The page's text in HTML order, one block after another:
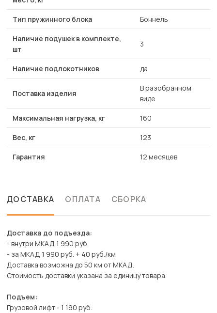
Тип пружинного блока Боннель
Наличие подушек в комплекте,
шт
3
Наличие подлокотников да
Поставка изделия
В разобранном
виде
Максимальная нагрузка, кг 160
Вес, кг 123
Гарантия 12 месяцев
ДОСТАВКА ОПЛАТА СБОРКА
Доставка до подъезда:
- внутри МКАД 1 990 руб.
- за МКАД 1 990 руб. + 40 руб./км
Доставка возможна до 50 км от МКАД.
Стоимость доставки указана за единицу товара.
Подъем:
Грузовой лифт - 1 190 руб.